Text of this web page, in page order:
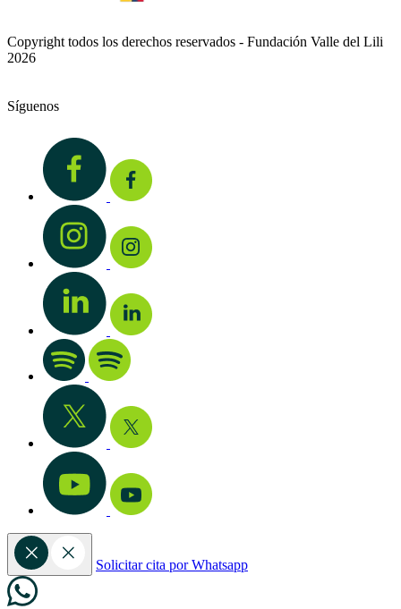
Copyright todos los derechos reservados - Fundación Valle del Lili
2026
Síguenos
Solicitar cita por Whatsapp